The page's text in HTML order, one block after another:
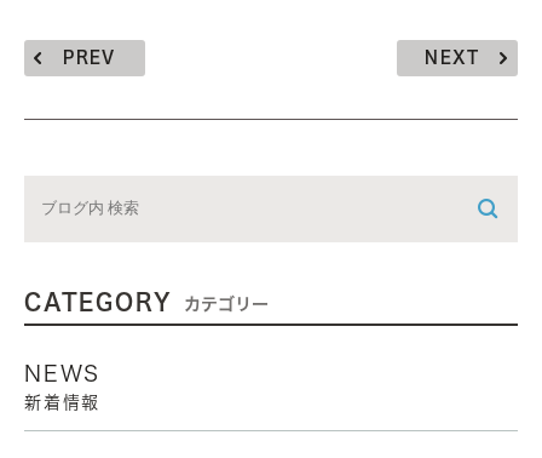
PREV NEXT
CATEGORY カテゴリー
NEWS
新着情報